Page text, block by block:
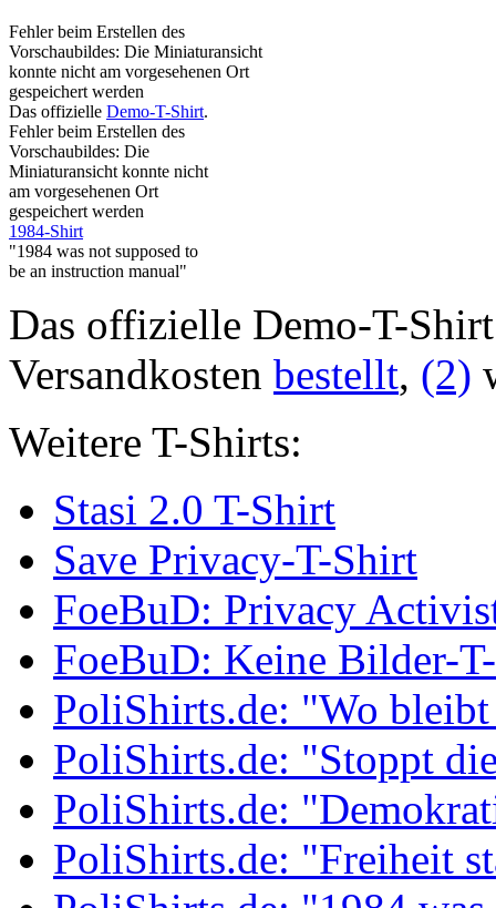
Fehler beim Erstellen des
Vorschaubildes: Die Miniaturansicht
konnte nicht am vorgesehenen Ort
gespeichert werden
Das offizielle Demo-T-Shirt.
Fehler beim Erstellen des
Vorschaubildes: Die
Miniaturansicht konnte nicht
am vorgesehenen Ort
gespeichert werden
1984-Shirt
"1984 was not supposed to
be an instruction manual"
Das offizielle Demo-T-
Versandkosten bestellt, (2)
Weitere T-Shirts:
Stasi 2.0 T-Shirt
Save Privacy-T-Shirt
FoeBuD: Privacy
FoeBuD: Keine Bilder-
PoliShirts.de: "Wo
PoliShirts.de: "Stoppt
PoliShirts.de:
PoliShirts.de: "Freiheit